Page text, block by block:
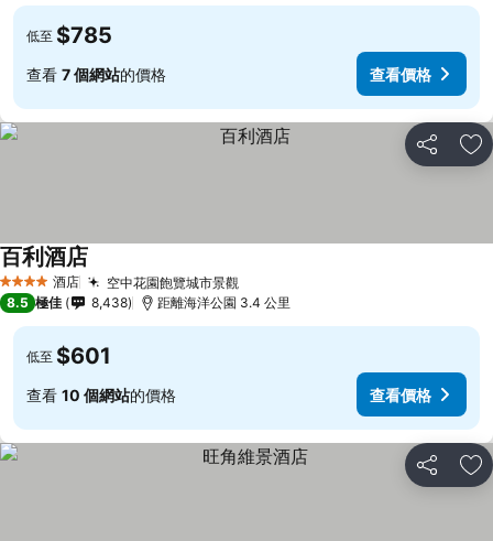
低至 $785
查看 7 個網站的價格 查看價格
分享 放
4 星級 酒店 空中花園飽覽城市景觀
百利酒店
8.5 極佳 8,438 距離海洋公園 3.4 公里
低至 $601
查看 10 個網站的價格 查看價格
分享 放